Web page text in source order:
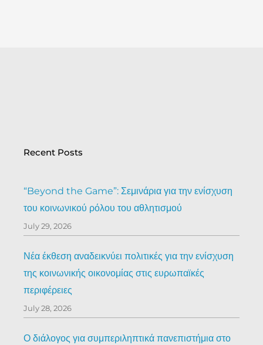
Recent Posts
“Beyond the Game”: Σεμινάρια για την ενίσχυση
του κοινωνικού ρόλου του αθλητισμού
July 29, 2026
Νέα έκθεση αναδεικνύει πολιτικές για την ενίσχυση
της κοινωνικής οικονομίας στις ευρωπαϊκές
περιφέρειες
July 28, 2026
Ο διάλογος για συμπεριληπτικά πανεπιστήμια στο